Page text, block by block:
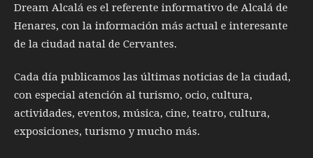
Dream Alcalá es el referente informativo de Alcalá de
Henares, con la información más actual e interesante
de la ciudad natal de Cervantes.
Cada día publicamos las últimas noticias de la ciudad,
con especial atención al turismo, ocio, cultura,
actividades, eventos, música, cine, teatro, cultura,
exposiciones, turismo y mucho más.